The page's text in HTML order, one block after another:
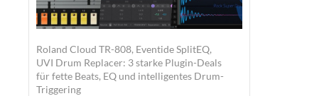
Roland Cloud TR-808, Eventide SplitEQ,
UVI Drum Replacer: 3 starke Plugin-Deals
für fette Beats, EQ und intelligentes Drum-
Triggering